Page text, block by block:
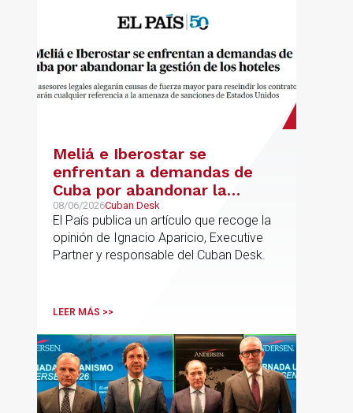
Meliá e Iberostar se
enfrentan a demandas de
Cuba por abandonar la
gestión de los hoteles
08/06/2026Cuban Desk
El País publica un artículo que recoge la
opinión de Ignacio Aparicio, Executive
Partner y responsable del Cuban Desk.
LEER MÁS >>